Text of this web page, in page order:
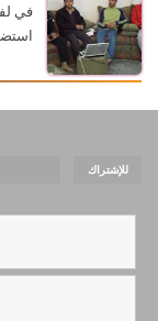
في
للإشتراك